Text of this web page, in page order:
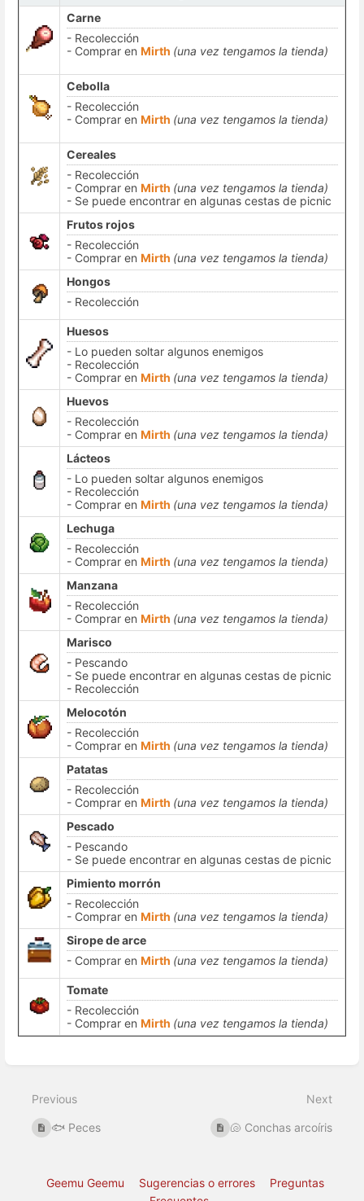
Carne
- Recolección
- Comprar en Mirth (una vez tengamos la tienda)
Cebolla
- Recolección
- Comprar en Mirth (una vez tengamos la tienda)
Cereales
- Recolección
- Comprar en Mirth (una vez tengamos la tienda)
- Se puede encontrar en algunas cestas de picnic
Frutos rojos
- Recolección
- Comprar en Mirth (una vez tengamos la tienda)
Hongos
- Recolección
Huesos
- Lo pueden soltar algunos enemigos
- Recolección
- Comprar en Mirth (una vez tengamos la tienda)
Huevos
- Recolección
- Comprar en Mirth (una vez tengamos la tienda)
Lácteos
- Lo pueden soltar algunos enemigos
- Recolección
- Comprar en Mirth (una vez tengamos la tienda)
Lechuga
- Recolección
- Comprar en Mirth (una vez tengamos la tienda)
Manzana
- Recolección
- Comprar en Mirth (una vez tengamos la tienda)
Marisco
- Pescando
- Se puede encontrar en algunas cestas de picnic
- Recolección
Melocotón
- Recolección
- Comprar en Mirth (una vez tengamos la tienda)
Patatas
- Recolección
- Comprar en Mirth (una vez tengamos la tienda)
Pescado
- Pescando
- Se puede encontrar en algunas cestas de picnic
Pimiento morrón
- Recolección
- Comprar en Mirth (una vez tengamos la tienda)
Sirope de arce
- Comprar en Mirth (una vez tengamos la tienda)
Tomate
- Recolección
- Comprar en Mirth (una vez tengamos la tienda)
mode
Previous
🐟 Peces
Next
🐚 Conchas arcoíris
Geemu Geemu Sugerencias o errores
Preguntas